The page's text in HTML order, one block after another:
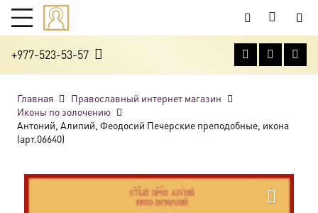
+977-523-53-57
Главная
Православный интернет магазин
Иконы по золочению
Антоний, Алипий, Феодосий Печерские преподобные, икона
(арт.06640)